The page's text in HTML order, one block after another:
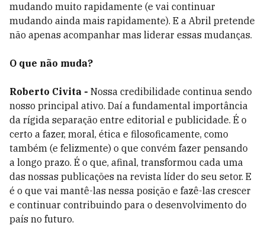
mudando muito rapidamente (e vai continuar
mudando ainda mais rapidamente). E a Abril pretende
não apenas acompanhar mas liderar essas mudanças.
O que não muda?
Roberto Civita - Nossa credibilidade continua sendo
nosso principal ativo. Daí a fundamental importância
da rígida separação entre editorial e publicidade. É o
certo a fazer, moral, ética e filosoficamente, como
também (e felizmente) o que convém fazer pensando
a longo prazo. É o que, afinal, transformou cada uma
das nossas publicações na revista líder do seu setor. E
é o que vai mantê-las nessa posição e fazê-las crescer
e continuar contribuindo para o desenvolvimento do
país no futuro.